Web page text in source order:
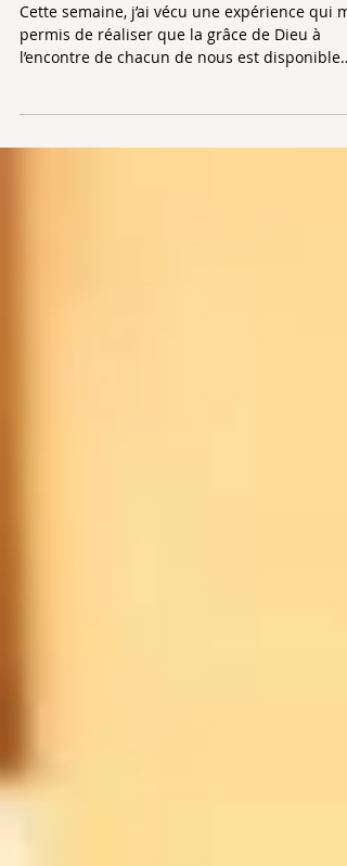
Cette semaine, j’ai vécu une expérience qui
permis de réaliser que la grâce de Dieu à
l’encontre de chacun de nous est disponible